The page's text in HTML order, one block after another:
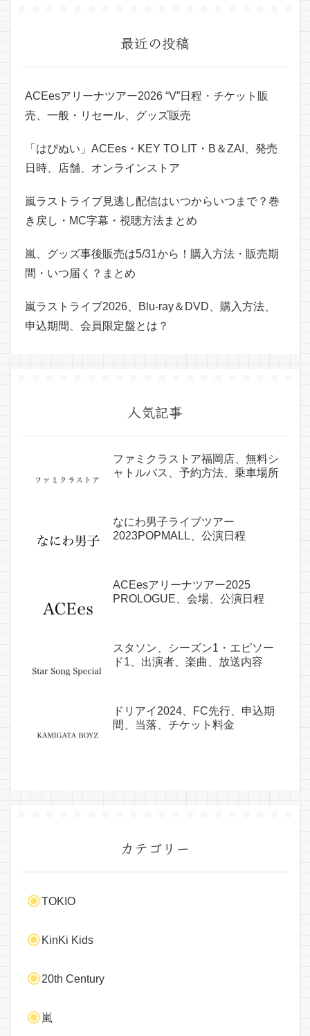
最近の投稿
ACEesアリーナツアー2026 “V”日程・チケット販
売、一般・リセール、グッズ販売
「はぴぬい」ACEes・KEY TO LIT・B＆ZAI、発売
日時、店舗、オンラインストア
嵐ラストライブ見逃し配信はいつからいつまで？巻
き戻し・MC字幕・視聴方法まとめ
嵐、グッズ事後販売は5/31から！購入方法・販売期
間・いつ届く？まとめ
嵐ラストライブ2026、Blu-ray＆DVD、購入方法、
申込期間、会員限定盤とは？
人気記事
ファミクラストア福岡店、無料シ
ャトルバス、予約方法、乗車場所
なにわ男子ライブツアー
2023POPMALL、公演日程
ACEesアリーナツアー2025
PROLOGUE、会場、公演日程
スタソン、シーズン1・エピソー
ド1、出演者、楽曲、放送内容
ドリアイ2024、FC先行、申込期
間、当落、チケット料金
カテゴリー
TOKIO
KinKi Kids
20th Century
嵐